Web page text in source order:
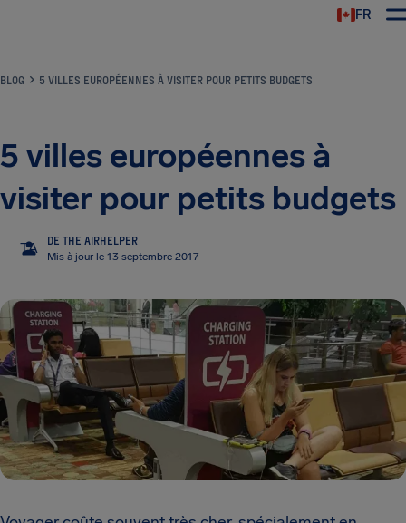
FR
BLOG 5 VILLES EUROPÉENNES À VISITER POUR PETITS BUDGETS
5 villes européennes à
visiter pour petits budgets
TA
DE THE AIRHELPER
Mis à jour le 13 septembre 2017